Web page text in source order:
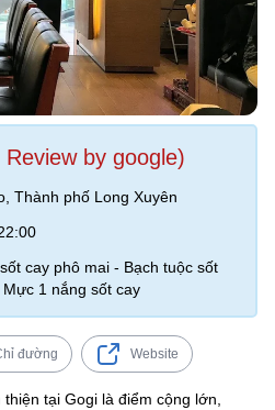
by google)
Thành phố Long Xuyên
cay phô mai - Bạch tuộc sốt
Mực 1 nắng sốt cay
đường Website
tại Gogi là điểm cộng lớn,